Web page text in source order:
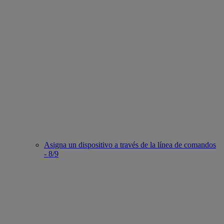
Asigna un dispositivo a través de la línea de comandos
- 8/9